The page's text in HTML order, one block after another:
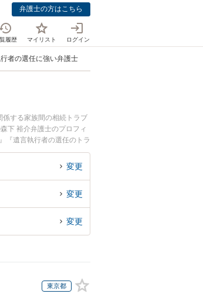
弁護士の方はこちら
履歴 マイリスト ログイン
者の選任に強い弁護士
する家族間の相続トラブ
下 裕介弁護士のプロフィ
『遺言執行者の選任のトラ
困りの相談者さんにおすす
変更
変更
変更
東京都